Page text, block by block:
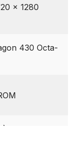
x 1280
430 Octa-
upgradable